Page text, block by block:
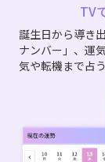
TV
誕生日から導き
ナンバー」、運
気や転機まで占